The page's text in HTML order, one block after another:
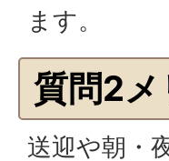
ます。
質問2メ
送迎や朝・